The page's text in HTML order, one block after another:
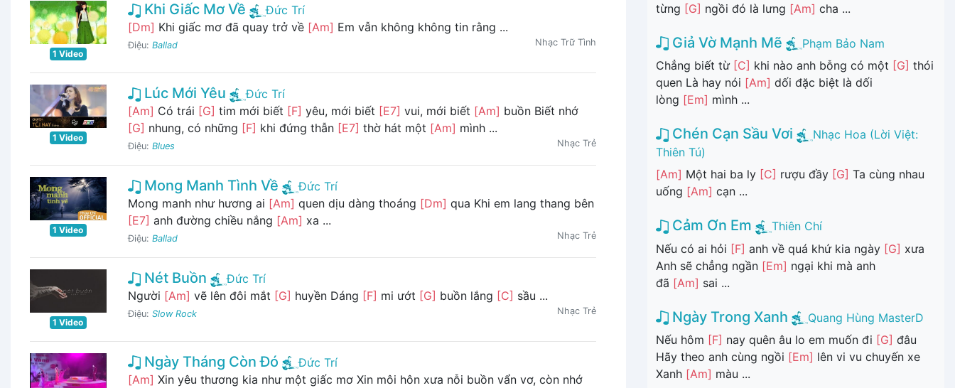
1 Video
Khi Giấc Mơ Về
Đức Trí
[Dm] Khi giấc mơ đã quay trở về [Am] Em vẫn không không tin rằng ...
Điệu: Ballad Nhạc Trữ Tình
1 Video
Lúc Mới Yêu
Đức Trí
[Am] Có trái [G] tim mới biết [F] yêu, mới biết [E7] vui, mới biết [Am] buồn Biết nhớ
[G] nhung, có những [F] khi đứng thẫn [E7] thờ hát một [Am] mình ...
Điệu: Blues Nhạc Trẻ
1 Video
Mong Manh Tình Về
Đức Trí
Mong manh như hương ai [Am] quen dịu dàng thoáng [Dm] qua Khi em lang thang bên
[E7] anh đường chiều nắng [Am] xa ...
Điệu: Ballad Nhạc Trẻ
1 Video
Nét Buồn
Đức Trí
Người [Am] vẽ lên đôi mắt [G] huyền Dáng [F] mi ướt [G] buồn lắng [C] sầu ...
Điệu: Slow Rock Nhạc Trẻ
Ngày Tháng Còn Đó
Đức Trí
[Am] Xin yêu thương kia như một giấc mơ Xin môi hôn xưa nỗi buồn vẩn vơ, còn nhớ
từng [G] ngồi đó là lưng [Am] cha ...
Giả Vờ Mạnh Mẽ
Phạm Bảo Nam
Chẳng biết từ [C] khi nào anh bỗng có một [G] thói
quen Là hay nói [Am] dối đặc biệt là dối
lòng [Em] mình ...
Chén Cạn Sầu Vơi
Nhạc Hoa (Lời Việt:
Thiên Tú)
[Am] Một hai ba ly [C] rượu đầy [G] Ta cùng nhau
uống [Am] cạn ...
Cảm Ơn Em
Thiên Chí
Nếu có ai hỏi [F] anh về quá khứ kia ngày [G] xưa
Anh sẽ chẳng ngần [Em] ngại khi mà anh
đã [Am] sai ...
Ngày Trong Xanh
Quang Hùng MasterD
Nếu hôm [F] nay quên âu lo em muốn đi [G] đâu
Hãy theo anh cùng ngồi [Em] lên vi vu chuyến xe
Xanh [Am] màu ...